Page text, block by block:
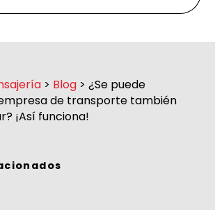
> Blog > ¿Se puede
de transporte también
¡Así funciona!